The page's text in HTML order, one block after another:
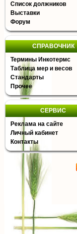
Список должников
Выставки
Форум
СПРАВОЧНИК
Термины Инкотермс
Таблица мер и весов
Стандарты
Прочее
СЕРВИС
Реклама на сайте
Личный кабинет
Контакты